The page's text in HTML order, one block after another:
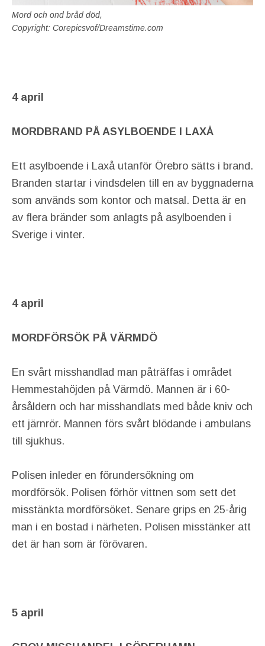
Mord och ond bråd död,
Copyright: Corepicsvof/Dreamstime.com
4 april
MORDBRAND PÅ ASYLBOENDE I LAXÅ
Ett asylboende i Laxå utanför Örebro sätts i brand.
Branden startar i vindsdelen till en av byggnaderna
som används som kontor och matsal. Detta är en
av flera bränder som anlagts på asylboenden i
Sverige i vinter.
4 april
MORDFÖRSÖK PÅ VÄRMDÖ
En svårt misshandlad man påträffas i området
Hemmestahöjden på Värmdö. Mannen är i 60-
årsåldern och har misshandlats med både kniv och
ett järnrör. Mannen förs svårt blödande i ambulans
till sjukhus.
Polisen inleder en förundersökning om
mordförsök. Polisen förhör vittnen som sett det
misstänkta mordförsöket. Senare grips en 25-årig
man i en bostad i närheten. Polisen misstänker att
det är han som är förövaren.
5 april